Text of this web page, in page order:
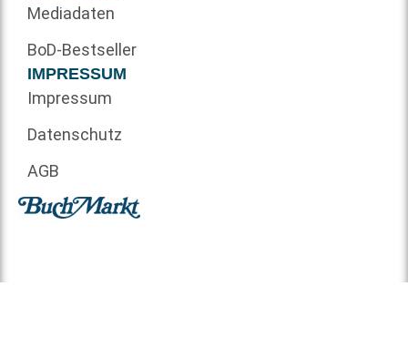
Mediadaten
BoD-Bestseller
IMPRESSUM
Impressum
Datenschutz
AGB